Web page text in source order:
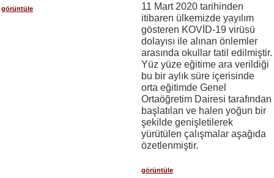
görüntüle
11 Mart 2020 tarihinden
itibaren ülkemizde yayılım
gösteren KOVİD-19 virüsü
dolayısı ile alınan önlemler
arasında okullar tatil edilmiştir.
Yüz yüze eğitime ara verildiği
bu bir aylık süre içerisinde
orta eğitimde Genel
Ortaöğretim Dairesi tarafından
başlatılan ve halen yoğun bir
şekilde genişletilerek
yürütülen çalışmalar aşağıda
özetlenmiştir.
görüntüle